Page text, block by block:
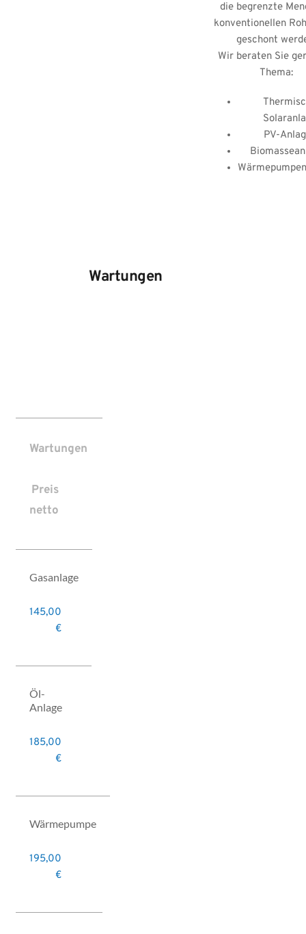
die begrenzte
konventionellen
geschont
Wir beraten Sie
Thema:
PV-
Wartungen
Wartungen
Preis
netto
Gasanlage
145,00
€
Öl-
Anlage
185,00
€
Wärmepumpe
195,00
€